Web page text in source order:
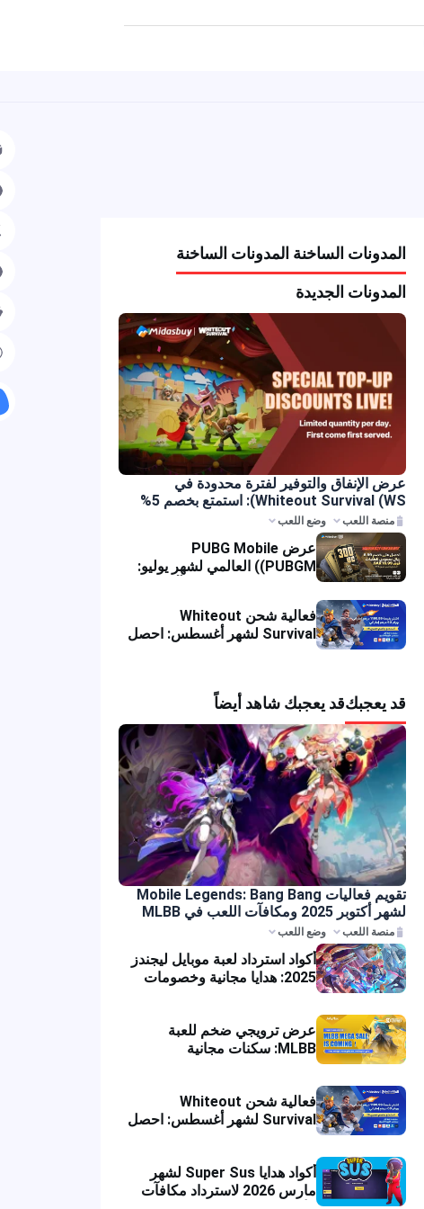
المدونات الساخنة المدونات الساخنة
المدونات الجديدة
عرض الإنفاق والتوفير لفترة محدودة في
Whiteout Survival (WS): استمتع بخصم 5%
على عملية الشحن
منصة اللعب وضع اللعب
عرض PUBG Mobile
(PUBGM) العالمي لشهر يوليو:
متراكمة!
فعالية شحن Whiteout
Survival لشهر أغسطس: احصل
على خصم فوري
قد يعجبكقد يعجبك شاهد أيضاً
تقويم فعاليات Mobile Legends: Bang Bang
لشهر أكتوبر 2025 ومكافآت اللعب في MLBB
منصة اللعب وضع اللعب
أكواد استرداد لعبة موبايل ليجندز
2025: هدايا مجانية وخصومات
رهيبة من جولي ماكس
عرض ترويجي ضخم للعبة
MLBB: سكنات مجانية
وخصومات على الشحن
فعالية شحن Whiteout
Survival لشهر أغسطس: احصل
على خصم فوري
أكواد هدايا Super Sus لشهر
مارس 2026 لاسترداد مكافآت